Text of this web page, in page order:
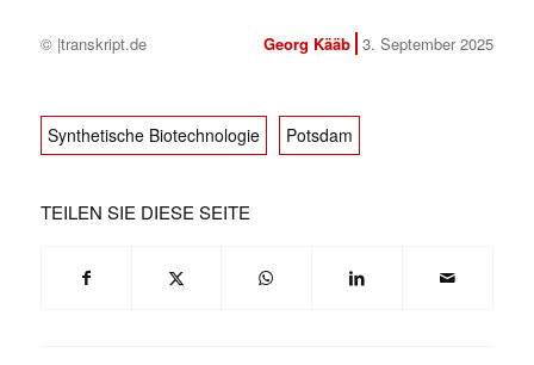
© |transkript.de Georg Kääb 3. September 2025
Synthetische Biotechnologie Potsdam
TEILEN SIE DIESE SEITE